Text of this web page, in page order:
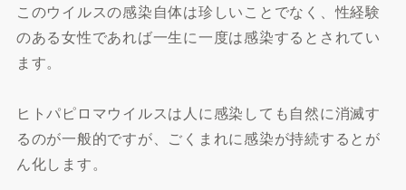
このウイルスの感染自体は珍しいことでなく、性経験
のある女性であれば一生に一度は感染するとされてい
ます。
ヒトパピロマウイルスは人に感染しても自然に消滅す
るのが一般的ですが、ごくまれに感染が持続するとが
ん化します。